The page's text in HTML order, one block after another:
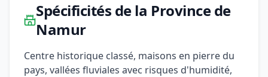
Spécificités de la Province de
Namur
Centre historique classé, maisons en pierre du
pays, vallées fluviales avec risques d'humidité,